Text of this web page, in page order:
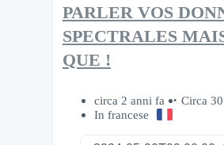
PARLER VOS
SPECTRALES
QUE !
circa 2 anni fa
Circa
In francese